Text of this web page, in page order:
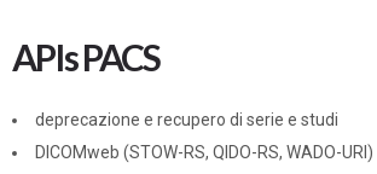
APIs PACS
deprecazione e recupero di serie e studi
DICOMweb (STOW-RS, QIDO-RS, WADO-URI)